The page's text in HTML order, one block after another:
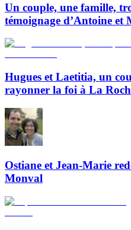
Un couple, une famille,
témoignage d’Antoine et
Hugues et Laetitia, un
rayonner la foi à La
Ostiane et Jean-Marie
Monval